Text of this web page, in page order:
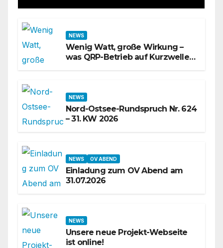
NEWS
Wenig Watt, große Wirkung –
was QRP-Betrieb auf Kurzwelle
NEWS
Nord-Ostsee-Rundspruch Nr. 624
– 31. KW 2026
NEWS OV ABEND
Einladung zum OV Abend am
31.07.2026
NEWS
Unsere neue Projekt-Webseite
ist online!